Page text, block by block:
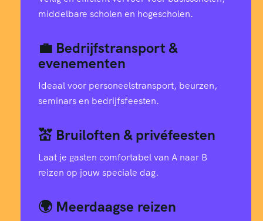
middelbare scholen en hogescholen.
💼 Bedrijfstransport &
evenementen
Ideaal voor personeelstransport, beurzen,
seminars en bedrijfsfeesten.
💒 Bruiloften & privéfeesten
Laat je gasten comfortabel van A naar B
reizen op jouw speciale dag.
🌍 Meerdaagse reizen